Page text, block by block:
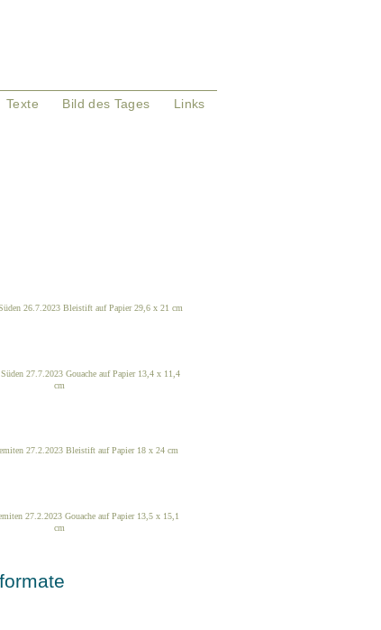
Texte Bild des Tages Links
26.7.2023 Bleistift auf Papier 29,6 x 21 cm
27.7.2023 Gouache auf Papier 13,4 x 11,4
cm
27.2.2023 Bleistift auf Papier 18 x 24 cm
27.2.2023 Gouache auf Papier 13,5 x 15,1
cm